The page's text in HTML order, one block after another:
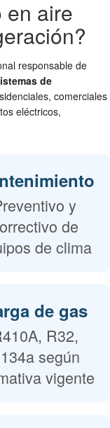
en aire
responsable de
de
comerciales
eléctricos,
y
de
de clima
de gas
R32,
según
vigente